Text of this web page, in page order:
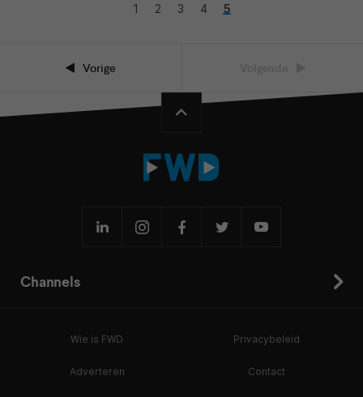
1 2 3 4 5
Vorige
Channels
Wie is FWD Privacybeleid
Adverteren Contact